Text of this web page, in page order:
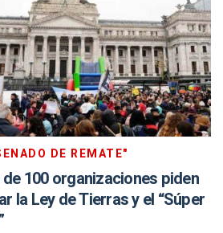
DE REMATE"
100 organizaciones piden
la Ley de Tierras y el “Súper